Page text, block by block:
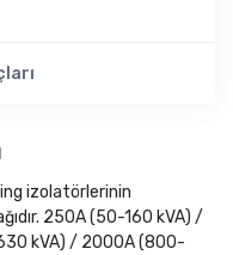
izolatörlerinin
250A (50-160 kVA) /
kVA) / 2000A (800-